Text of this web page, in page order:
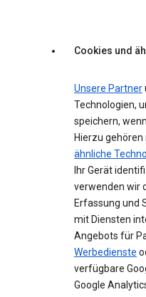
Cookies und
Unsere Partner
Technologien,
speichern,
Hierzu
ähnliche
Ihr Gerät
verwenden wir
Erfassung und
mit Diensten
Angebots für
Werbedienste
verfügbare
Google